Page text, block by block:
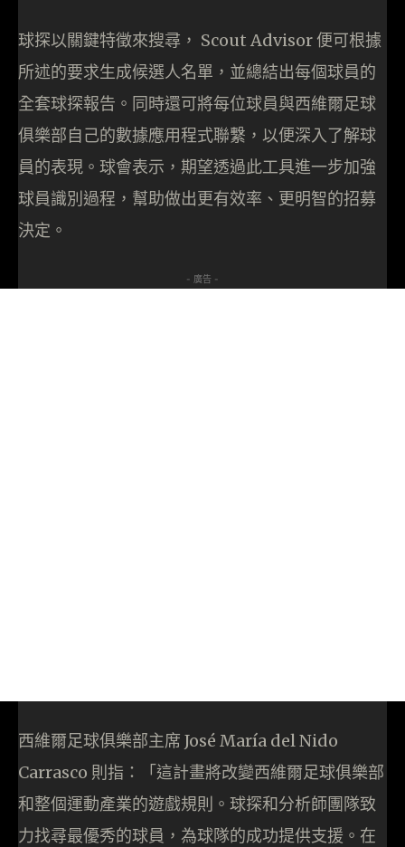
球探以關鍵特徵來搜尋， Scout Advisor 便可根據
所述的要求生成候選人名單，並總結出每個球員的
全套球探報告。同時還可將每位球員與西維爾足球
俱樂部自己的數據應用程式聯繫，以便深入了解球
員的表現。球會表示，期望透過此工具進一步加強
球員識別過程，幫助做出更有效率、更明智的招募
決定。
- 廣告 -
西維爾足球俱樂部主席 José María del Nido
Carrasco 則指：「這計畫將改變西維爾足球俱樂部
和整個運動產業的遊戲規則。球探和分析師團隊致
力找尋最優秀的球員，為球隊的成功提供支援。在